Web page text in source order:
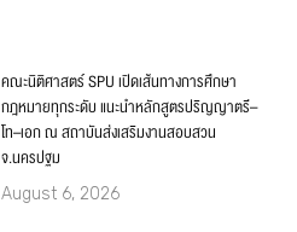
คณะนิติศาสตร์ SPU เปิดเส้นทางการศึกษา
กฎหมายทุกระดับ แนะนำหลักสูตรปริญญาตรี–
โท–เอก ณ สถาบันส่งเสริมงานสอบสวน
จ.นครปฐม
August 6, 2026